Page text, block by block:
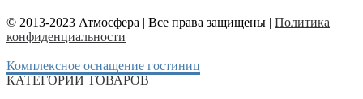
© 2013-2023 Атмосфера | Все права защищены | Политика
конфиденциальности
Комплексное оснащение гостиниц
КАТЕГОРИИ ТОВАРОВ